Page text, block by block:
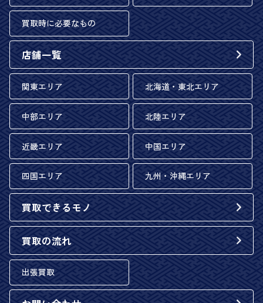
買取時に必要なもの
店舗一覧
関東エリア 北海道・東北エリア
中部エリア 北陸エリア
近畿エリア 中国エリア
四国エリア 九州・沖縄エリア
買取できるモノ
買取の流れ
出張買取